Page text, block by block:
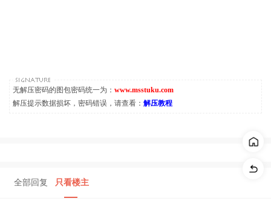
无解压密码的图包密码统一为： www.msstuku.com
解压提示数据损坏，密码错误，请查看： 解压教程
全部回复 只看楼主